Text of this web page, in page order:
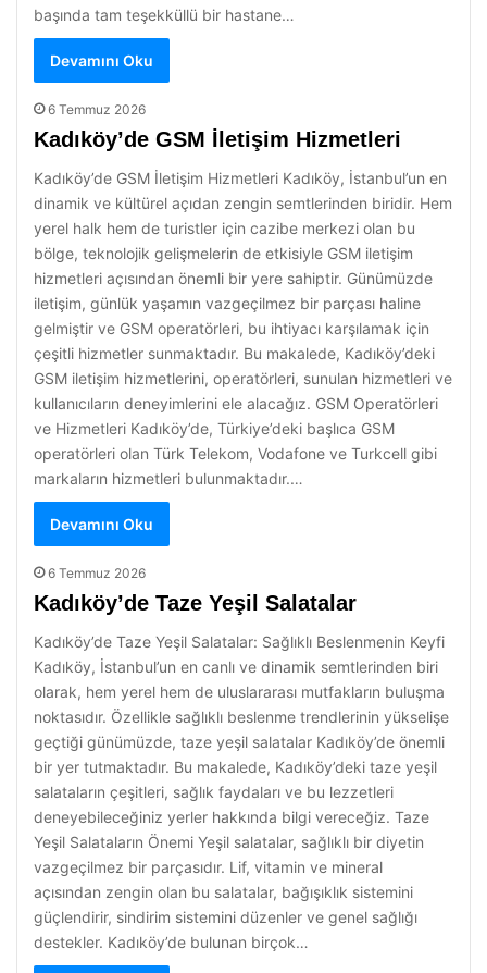
başında tam teşekküllü bir hastane…
Devamını Oku
6 Temmuz 2026
Kadıköy’de GSM İletişim Hizmetleri
Kadıköy’de GSM İletişim Hizmetleri Kadıköy, İstanbul’un en
dinamik ve kültürel açıdan zengin semtlerinden biridir. Hem
yerel halk hem de turistler için cazibe merkezi olan bu
bölge, teknolojik gelişmelerin de etkisiyle GSM iletişim
hizmetleri açısından önemli bir yere sahiptir. Günümüzde
iletişim, günlük yaşamın vazgeçilmez bir parçası haline
gelmiştir ve GSM operatörleri, bu ihtiyacı karşılamak için
çeşitli hizmetler sunmaktadır. Bu makalede, Kadıköy’deki
GSM iletişim hizmetlerini, operatörleri, sunulan hizmetleri ve
kullanıcıların deneyimlerini ele alacağız. GSM Operatörleri
ve Hizmetleri Kadıköy’de, Türkiye’deki başlıca GSM
operatörleri olan Türk Telekom, Vodafone ve Turkcell gibi
markaların hizmetleri bulunmaktadır.…
Devamını Oku
6 Temmuz 2026
Kadıköy’de Taze Yeşil Salatalar
Kadıköy’de Taze Yeşil Salatalar: Sağlıklı Beslenmenin Keyfi
Kadıköy, İstanbul’un en canlı ve dinamik semtlerinden biri
olarak, hem yerel hem de uluslararası mutfakların buluşma
noktasıdır. Özellikle sağlıklı beslenme trendlerinin yükselişe
geçtiği günümüzde, taze yeşil salatalar Kadıköy’de önemli
bir yer tutmaktadır. Bu makalede, Kadıköy’deki taze yeşil
salataların çeşitleri, sağlık faydaları ve bu lezzetleri
deneyebileceğiniz yerler hakkında bilgi vereceğiz. Taze
Yeşil Salataların Önemi Yeşil salatalar, sağlıklı bir diyetin
vazgeçilmez bir parçasıdır. Lif, vitamin ve mineral
açısından zengin olan bu salatalar, bağışıklık sistemini
güçlendirir, sindirim sistemini düzenler ve genel sağlığı
destekler. Kadıköy’de bulunan birçok…